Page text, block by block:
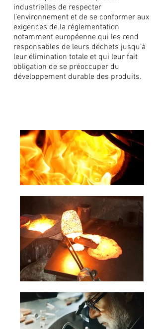
industrielles de respecter
l’environnement et de se conformer aux
exigences de la réglementation
notamment européenne qui les rend
responsables de leurs déchets jusqu’à
leur élimination totale et qui leur fait
obligation de se préoccuper du
développement durable des produits.